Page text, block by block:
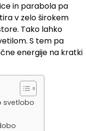
in parabola pa
v zelo širokem
Tako lahko
S tem pa
energije na kratki
svetlobo